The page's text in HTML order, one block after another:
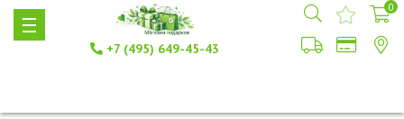
+7 (495) 649-45-43
0